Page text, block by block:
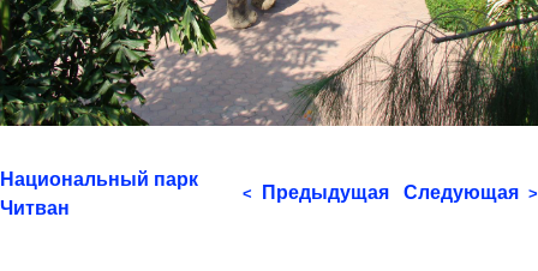
Национальный парк
Читван
< Предыдущая Следующая >